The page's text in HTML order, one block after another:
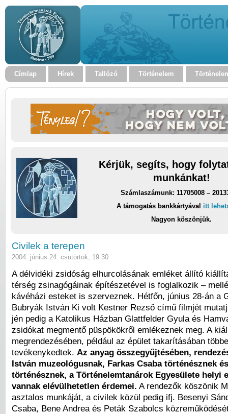
Címlap Hírek Tallózó Történelem
Kérjük, segíts, hogy
munkánkat!
Számlaszámunk: 11705008 –
A támogatás bankkártyával itt
Nagyon köszönjük.
Civilek a terepen
2004. június 24. csütörtök, 19:30
A délvidéki zsidóság elhurcolásának emléket állító
térség zsinagógáinak építészetével is foglalkozik –
kávéházi esteket is szerveznek. Hétfőn, június 28-án a
Bubryák István Ki volt Kestner Rezső című filmjét
jén pedig a Katolikus Házban Glattfelder Gyula és
zsidókat megmentő püspökökről emlékeznek meg. A
megrendezésében, például az épület takarításában
tevékenykedtek. Az anyag összegyűjtésében,
István muzeológusnak, Farkas Csaba történésznek
történésznek, a Történelemtanárok Egyesülete helyi
vannak elévülhetetlen érdemei. A rendezők köszönik
asztalos munkáját, a civilek közül pedig ifj. Besenyi
Csaba, Bene Andrea és Peták Szabolcs